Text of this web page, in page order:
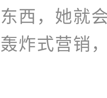
西，她就
炸式营销